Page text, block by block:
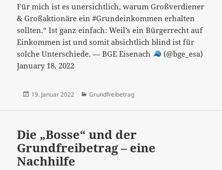
Für mich ist es unersichtlich, warum Großverdiener
& Großaktionäre ein #Grundeinkommen erhalten
sollten.“ Ist ganz einfach: Weil’s ein Bürgerrecht auf
Einkommen ist und somit absichtlich blind ist für
solche Unterschiede. — BGE Eisenach
(@bge_esa)
January 18, 2022
Veröffentlicht
19. Januar 2022 Kategorien
Grundfreibetrag
Die „Bosse“ und der
Grundfreibetrag – eine
Nachhilfe